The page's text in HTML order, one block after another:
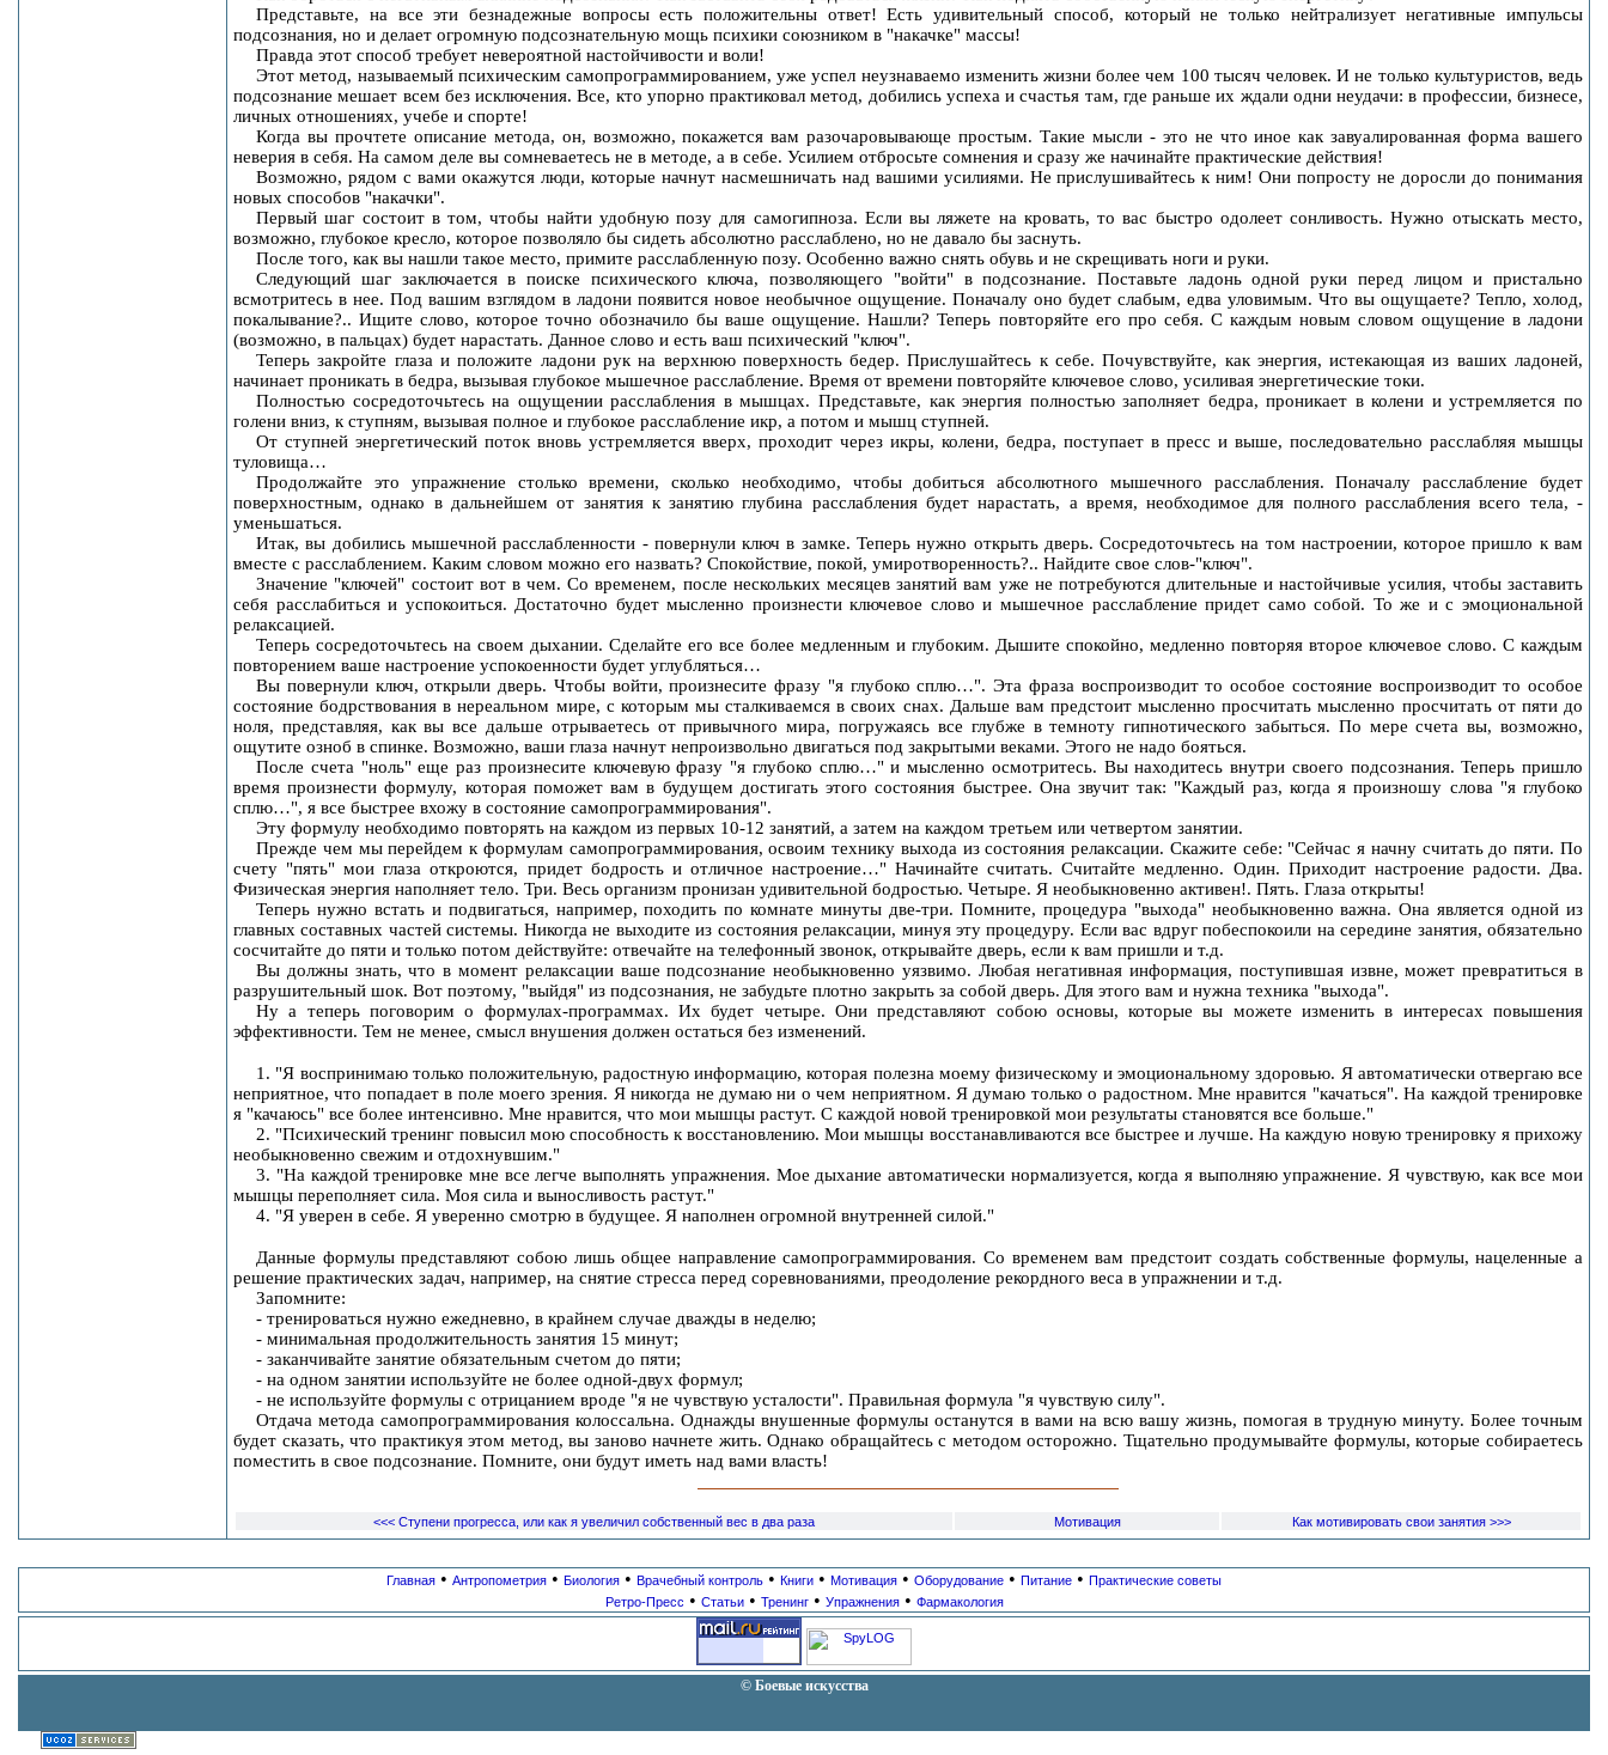
Представьте, на все эти безнадежные вопросы есть положительны ответ! Есть удивительный способ, который не только нейтрализует негативные импульсы
подсознания, но и делает огромную подсознательную мощь психики союзником в "накачке" массы!
Правда этот способ требует невероятной настойчивости и воли!
Этот метод, называемый психическим самопрограммированием, уже успел неузнаваемо изменить жизни более чем 100 тысяч человек. И не только культуристов, ведь
подсознание мешает всем без исключения. Все, кто упорно практиковал метод, добились успеха и счастья там, где раньше их ждали одни неудачи: в профессии, бизнесе,
личных отношениях, учебе и спорте!
Когда вы прочтете описание метода, он, возможно, покажется вам разочаровывающе простым. Такие мысли - это не что иное как завуалированная форма вашего
неверия в себя. На самом деле вы сомневаетесь не в методе, а в себе. Усилием отбросьте сомнения и сразу же начинайте практические действия!
Возможно, рядом с вами окажутся люди, которые начнут насмешничать над вашими усилиями. Не прислушивайтесь к ним! Они попросту не доросли до понимания
новых способов "накачки".
Первый шаг состоит в том, чтобы найти удобную позу для самогипноза. Если вы ляжете на кровать, то вас быстро одолеет сонливость. Нужно отыскать место,
возможно, глубокое кресло, которое позволяло бы сидеть абсолютно расслаблено, но не давало бы заснуть.
После того, как вы нашли такое место, примите расслабленную позу. Особенно важно снять обувь и не скрещивать ноги и руки.
Следующий шаг заключается в поиске психического ключа, позволяющего "войти" в подсознание. Поставьте ладонь одной руки перед лицом и пристально
всмотритесь в нее. Под вашим взглядом в ладони появится новое необычное ощущение. Поначалу оно будет слабым, едва уловимым. Что вы ощущаете? Тепло, холод,
покалывание?.. Ищите слово, которое точно обозначило бы ваше ощущение. Нашли? Теперь повторяйте его про себя. С каждым новым словом ощущение в ладони
(возможно, в пальцах) будет нарастать. Данное слово и есть ваш психический "ключ".
Теперь закройте глаза и положите ладони рук на верхнюю поверхность бедер. Прислушайтесь к себе. Почувствуйте, как энергия, истекающая из ваших ладоней,
начинает проникать в бедра, вызывая глубокое мышечное расслабление. Время от времени повторяйте ключевое слово, усиливая энергетические токи.
Полностью сосредоточьтесь на ощущении расслабления в мышцах. Представьте, как энергия полностью заполняет бедра, проникает в колени и устремляется по
голени вниз, к ступням, вызывая полное и глубокое расслабление икр, а потом и мышц ступней.
От ступней энергетический поток вновь устремляется вверх, проходит через икры, колени, бедра, поступает в пресс и выше, последовательно расслабляя мышцы
туловища…
Продолжайте это упражнение столько времени, сколько необходимо, чтобы добиться абсолютного мышечного расслабления. Поначалу расслабление будет
поверхностным, однако в дальнейшем от занятия к занятию глубина расслабления будет нарастать, а время, необходимое для полного расслабления всего тела, -
уменьшаться.
Итак, вы добились мышечной расслабленности - повернули ключ в замке. Теперь нужно открыть дверь. Сосредоточьтесь на том настроении, которое пришло к вам
вместе с расслаблением. Каким словом можно его назвать? Спокойствие, покой, умиротворенность?.. Найдите свое слов-"ключ".
Значение "ключей" состоит вот в чем. Со временем, после нескольких месяцев занятий вам уже не потребуются длительные и настойчивые усилия, чтобы заставить
себя расслабиться и успокоиться. Достаточно будет мысленно произнести ключевое слово и мышечное расслабление придет само собой. То же и с эмоциональной
релаксацией.
Теперь сосредоточьтесь на своем дыхании. Сделайте его все более медленным и глубоким. Дышите спокойно, медленно повторяя второе ключевое слово. С каждым
повторением ваше настроение успокоенности будет углубляться…
Вы повернули ключ, открыли дверь. Чтобы войти, произнесите фразу "я глубоко сплю…". Эта фраза воспроизводит то особое состояние воспроизводит то особое
состояние бодрствования в нереальном мире, с которым мы сталкиваемся в своих снах. Дальше вам предстоит мысленно просчитать мысленно просчитать от пяти до
ноля, представляя, как вы все дальше отрываетесь от привычного мира, погружаясь все глубже в темноту гипнотического забыться. По мере счета вы, возможно,
ощутите озноб в спинке. Возможно, ваши глаза начнут непроизвольно двигаться под закрытыми веками. Этого не надо бояться.
После счета "ноль" еще раз произнесите ключевую фразу "я глубоко сплю…" и мысленно осмотритесь. Вы находитесь внутри своего подсознания. Теперь пришло
время произнести формулу, которая поможет вам в будущем достигать этого состояния быстрее. Она звучит так: "Каждый раз, когда я произношу слова "я глубоко
сплю…", я все быстрее вхожу в состояние самопрограммирования".
Эту формулу необходимо повторять на каждом из первых 10-12 занятий, а затем на каждом третьем или четвертом занятии.
Прежде чем мы перейдем к формулам самопрограммирования, освоим технику выхода из состояния релаксации. Скажите себе: "Сейчас я начну считать до пяти. По
счету "пять" мои глаза откроются, придет бодрость и отличное настроение…" Начинайте считать. Считайте медленно. Один. Приходит настроение радости. Два.
Физическая энергия наполняет тело. Три. Весь организм пронизан удивительной бодростью. Четыре. Я необыкновенно активен!. Пять. Глаза открыты!
Теперь нужно встать и подвигаться, например, походить по комнате минуты две-три. Помните, процедура "выхода" необыкновенно важна. Она является одной из
главных составных частей системы. Никогда не выходите из состояния релаксации, минуя эту процедуру. Если вас вдруг побеспокоили на середине занятия, обязательно
сосчитайте до пяти и только потом действуйте: отвечайте на телефонный звонок, открывайте дверь, если к вам пришли и т.д.
Вы должны знать, что в момент релаксации ваше подсознание необыкновенно уязвимо. Любая негативная информация, поступившая извне, может превратиться в
разрушительный шок. Вот поэтому, "выйдя" из подсознания, не забудьте плотно закрыть за собой дверь. Для этого вам и нужна техника "выхода".
Ну а теперь поговорим о формулах-программах. Их будет четыре. Они представляют собою основы, которые вы можете изменить в интересах повышения
эффективности. Тем не менее, смысл внушения должен остаться без изменений.
1. "Я воспринимаю только положительную, радостную информацию, которая полезна моему физическому и эмоциональному здоровью. Я автоматически отвергаю все
неприятное, что попадает в поле моего зрения. Я никогда не думаю ни о чем неприятном. Я думаю только о радостном. Мне нравится "качаться". На каждой тренировке
я "качаюсь" все более интенсивно. Мне нравится, что мои мышцы растут. С каждой новой тренировкой мои результаты становятся все больше."
2. "Психический тренинг повысил мою способность к восстановлению. Мои мышцы восстанавливаются все быстрее и лучше. На каждую новую тренировку я прихожу
необыкновенно свежим и отдохнувшим."
3. "На каждой тренировке мне все легче выполнять упражнения. Мое дыхание автоматически нормализуется, когда я выполняю упражнение. Я чувствую, как все мои
мышцы переполняет сила. Моя сила и выносливость растут."
4. "Я уверен в себе. Я уверенно смотрю в будущее. Я наполнен огромной внутренней силой."
Данные формулы представляют собою лишь общее направление самопрограммирования. Со временем вам предстоит создать собственные формулы, нацеленные а
решение практических задач, например, на снятие стресса перед соревнованиями, преодоление рекордного веса в упражнении и т.д.
Запомните:
- тренироваться нужно ежедневно, в крайнем случае дважды в неделю;
- минимальная продолжительность занятия 15 минут;
- заканчивайте занятие обязательным счетом до пяти;
- на одном занятии используйте не более одной-двух формул;
- не используйте формулы с отрицанием вроде "я не чувствую усталости". Правильная формула "я чувствую силу".
Отдача метода самопрограммирования колоссальна. Однажды внушенные формулы останутся в вами на всю вашу жизнь, помогая в трудную минуту. Более точным
будет сказать, что практикуя этом метод, вы заново начнете жить. Однако обращайтесь с методом осторожно. Тщательно продумывайте формулы, которые собираетесь
поместить в свое подсознание. Помните, они будут иметь над вами власть!
<<< Ступени прогресса, или как я увеличил собственный вес в два раза Мотивация Как мотивировать свои занятия >>>
Главная • Антропометрия • Биология • Врачебный контроль • Книги • Мотивация • Оборудование • Питание • Практические советы
Ретро-Пресс • Статьи• Тренинг• Упражнения• Фармакология
© Боевые искусства